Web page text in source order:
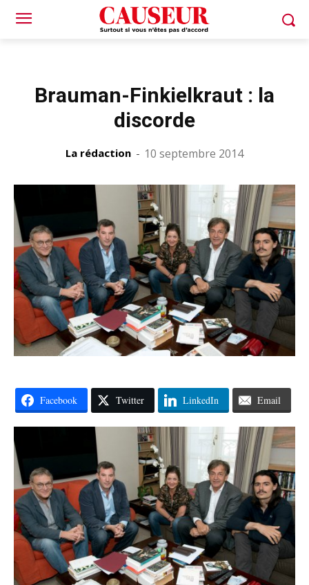
Brauman-Finkielkraut : la
discorde
La rédaction - 10 septembre 2014
Facebook Twitter LinkedIn Email